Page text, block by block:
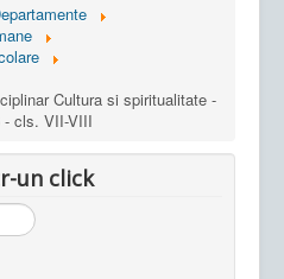
Cultura si spiritualitate -
- cls. VII-VIII
un click